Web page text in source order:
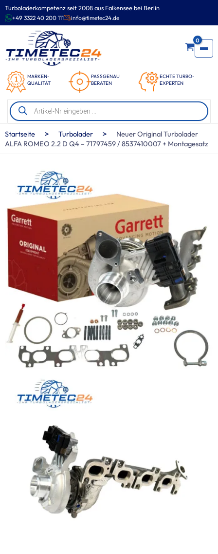
Turboladerkompetenz seit 2008 aus Falkensee bei Berlin
+49 3322 40 200 111 info@timetec24.de
MARKEN-
QUALITÄT
PASSGENAU
BERATEN
ECHTE TURBO-
EXPERTEN
0
Products
search
Zum
Inhalt
springen
Startseite > Turbolader >
Neuer Original Turbolader
ALFA ROMEO 2.2 D Q4 – 71797459 / 8537410007 + Montagesatz